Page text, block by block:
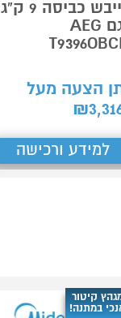
מייבש כביסה 9 ק"ג
דגם AEG
הצעה מעל
₪
למידע ורכישה
קיטור
במתנה!